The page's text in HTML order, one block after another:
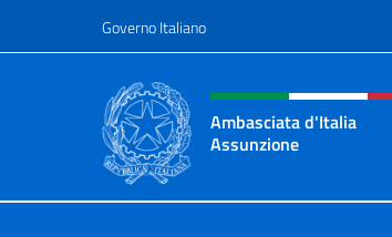
Governo Italiano
Intestazione sito,
Ambasciata d'Italia
Assunzione